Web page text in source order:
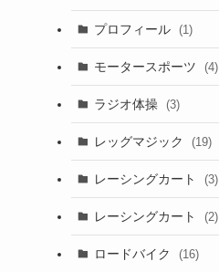
プロフィール (1)
モータースポーツ (4)
ラジオ体操 (3)
レッグマジック (19)
レーシングカート (3)
レーシングカート (2)
ロードバイク (16)